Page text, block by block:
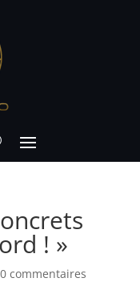
! »
0 commentaires